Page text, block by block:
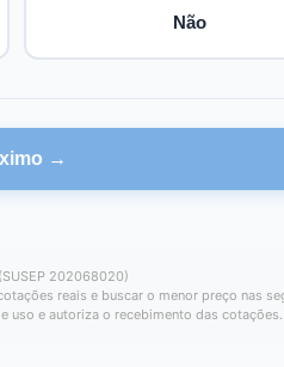
Não
→
(SUSEP 202068020)
reais e buscar o menor preço nas
uso e autoriza o recebimento das cotações.